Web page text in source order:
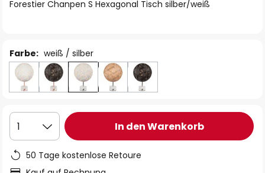
Forestier Chanpen S Hexagonal Tisch silber/weiß
Farbe: weiß / silber
1 In den Warenkorb
50 Tage kostenlose Retoure